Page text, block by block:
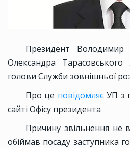
Президент Володимир
Олександра
голови Служби зовнішньої
Про це повідомляєУП з
сайті Офісу президента
Причину звільнення не
обіймав посаду заступника